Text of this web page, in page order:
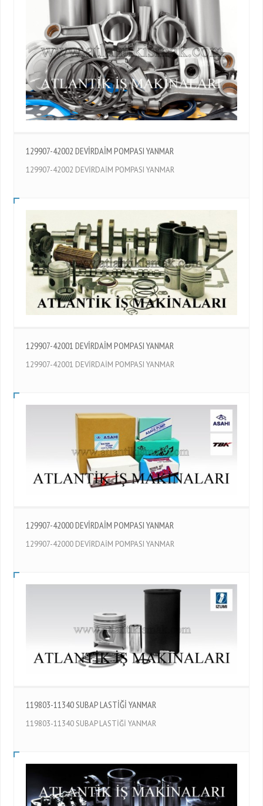
129907-42002 DEVİRDAİM POMPASI YANMAR
129907-42002 DEVİRDAİM POMPASI YANMAR
129907-42001 DEVİRDAİM POMPASI YANMAR
129907-42001 DEVİRDAİM POMPASI YANMAR
129907-42000 DEVİRDAİM POMPASI YANMAR
129907-42000 DEVİRDAİM POMPASI YANMAR
119803-11340 SUBAP LASTİĞİ YANMAR
119803-11340 SUBAP LASTİĞİ YANMAR